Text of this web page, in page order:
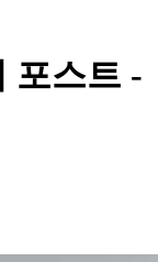
포스트 -